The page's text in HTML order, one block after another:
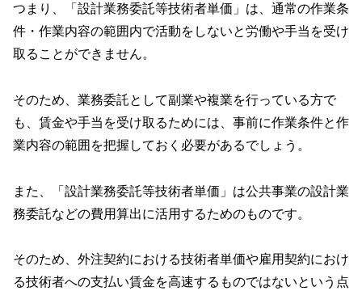
つまり、「設計業務委託等技術者単価」は、通常の作業条
件・作業内容の範囲内で活動をしないと労働や手当を受け
取ることができません。
そのため、業務委託として副業や複業を行っている方で
も、賃金や手当を受け取るためには、事前に作業条件と作
業内容の範囲を把握しておく必要があるでしょう。
また、「設計業務委託等技術者単価」は公共事業の設計業
務委託などの費用算出に活用するためのものです。
そのため、外注契約における技術者単価や雇用契約におけ
る技術者への支払い賃金を高速するものではないという点